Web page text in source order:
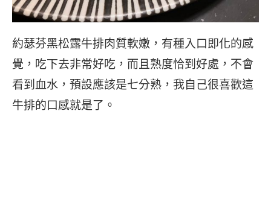
約瑟芬黑松露牛排肉質軟嫩，有種入口即化的感
覺，吃下去非常好吃，而且熟度恰到好處，不會
看到血水，預設應該是七分熟，我自己很喜歡這
牛排的口感就是了。